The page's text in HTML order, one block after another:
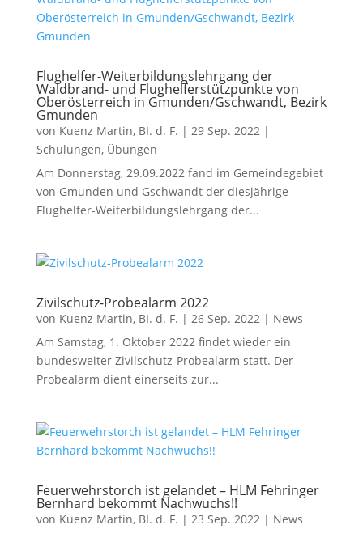
Flughelfer-Weiterbildungslehrgang der
Waldbrand- und Flughelferstützpunkte von
Oberösterreich in Gmunden/Gschwandt, Bezirk
Gmunden
von Kuenz Martin, BI. d. F. | 29 Sep. 2022|
Schulungen, Übungen
Am Donnerstag, 29.09.2022 fand im Gemeindegebiet
von Gmunden und Gschwandt der diesjährige
Flughelfer-Weiterbildungslehrgang der...
Zivilschutz-Probealarm 2022
von Kuenz Martin, BI. d. F. | 26 Sep. 2022| News
Am Samstag, 1. Oktober 2022 findet wieder ein
bundesweiter Zivilschutz-Probealarm statt. Der
Probealarm dient einerseits zur...
Feuerwehrstorch ist gelandet – HLM Fehringer
Bernhard bekommt Nachwuchs!!
von Kuenz Martin, BI. d. F. | 23 Sep. 2022| News